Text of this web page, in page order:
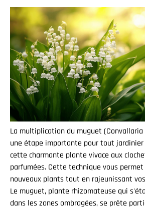
La multiplication du muguet
une étape importante pour tout
cette charmante plante vivace aux
parfumées. Cette technique vous
nouveaux plants tout en rajeunissant
Le muguet, plante rhizomateuse qui
dans les zones ombragées, se prête